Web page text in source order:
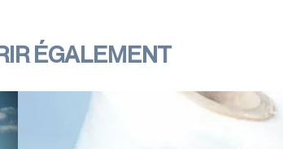
ÉGALEMENT